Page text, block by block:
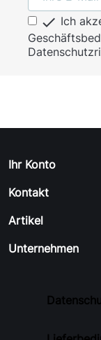
 Ich
Ihr Konto
Kontakt
Artikel
Unternehmen